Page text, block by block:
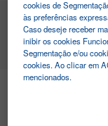
MENU
FOBT
cookies de
às preferências
Caso deseje receber
inibir os cookies
Segmentação e/ou
cookies. Ao clicar em
mencionados.